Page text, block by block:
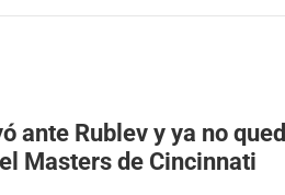
ante Rublev y ya no
Masters de Cincinnati